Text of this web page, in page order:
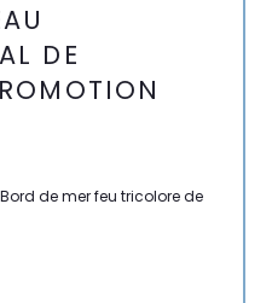
DE
de mer feu tricolore de